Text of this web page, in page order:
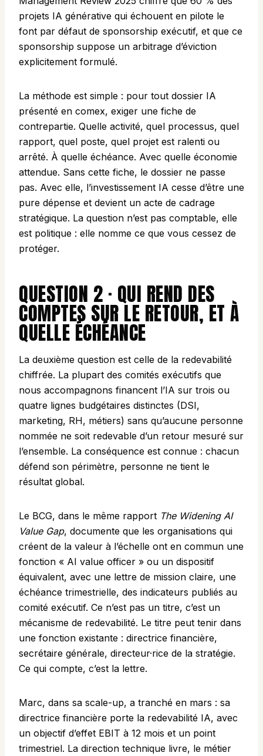
projets IA générative qui échouent en pilote le
font par défaut de sponsorship exécutif, et que ce
sponsorship suppose un arbitrage d’éviction
explicitement formulé.
La méthode est simple : pour tout dossier IA
présenté en comex, exiger une fiche de
contrepartie. Quelle activité, quel processus, quel
rapport, quel poste, quel projet est ralenti ou
arrêté. À quelle échéance. Avec quelle économie
attendue. Sans cette fiche, le dossier ne passe
pas. Avec elle, l’investissement IA cesse d’être une
pure dépense et devient un acte de cadrage
stratégique. La question n’est pas comptable, elle
est politique : elle nomme ce que vous cessez de
protéger.
QUESTION 2 · QUI REND DES
COMPTES SUR LE RETOUR, ET À
QUELLE ÉCHÉANCE
La deuxième question est celle de la redevabilité
chiffrée. La plupart des comités exécutifs que
nous accompagnons financent l’IA sur trois ou
quatre lignes budgétaires distinctes (DSI,
marketing, RH, métiers) sans qu’aucune personne
nommée ne soit redevable d’un retour mesuré sur
l’ensemble. La conséquence est connue : chacun
défend son périmètre, personne ne tient le
résultat global.
Le BCG, dans le même rapport The Widening AI
Value Gap, documente que les organisations qui
créent de la valeur à l’échelle ont en commun une
fonction « AI value officer » ou un dispositif
équivalent, avec une lettre de mission claire, une
échéance trimestrielle, des indicateurs publiés au
comité exécutif. Ce n’est pas un titre, c’est un
mécanisme de redevabilité. Le titre peut tenir dans
une fonction existante : directrice financière,
secrétaire générale, directeur·rice de la stratégie.
Ce qui compte, c’est la lettre.
Marc, dans sa scale-up, a tranché en mars : sa
directrice financière porte la redevabilité IA, avec
un objectif d’effet EBIT à 12 mois et un point
trimestriel. La direction technique livre, le métier